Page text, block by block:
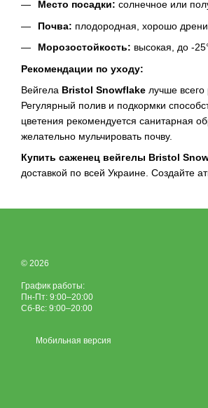
Место посадки: солнечное или
Почва: плодородная, хорошо
Морозостойкость: высокая, до -
Рекомендации по уходу:
Вейгела Bristol Snowflake лучше всего
Регулярный полив и подкормки
цветения рекомендуется санитарная
желательно мульчировать почву.
Купить саженец вейгелы Bristol
доставкой по всей Украине. Создайте
© 2026
График работы:
Пн-Пт: 9:00–20:00
Сб-Вс: 9:00–20:00
Мобильная версия